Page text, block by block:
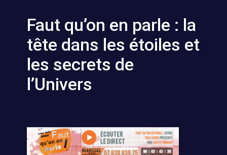
Faut qu’on en parle : la
tête dans les étoiles et
les secrets de
l’Univers